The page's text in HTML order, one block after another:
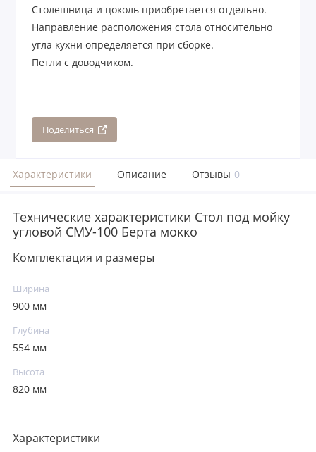
Столешница и цоколь приобретается отдельно.
Направление расположения стола относительно
угла кухни определяется при сборке.
Петли с доводчиком.
Поделиться
Характеристики Описание Отзывы 0
Технические характеристики Стол под мойку
угловой СМУ-100 Берта мокко
Комплектация и размеры
Ширина
900 мм
Глубина
554 мм
Высота
820 мм
Характеристики